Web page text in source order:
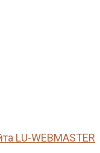
LU-WEBMASTER